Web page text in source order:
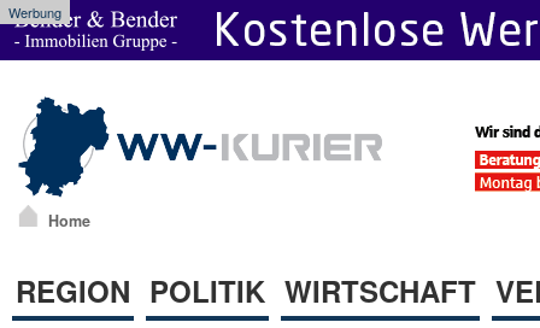
Werbung
Home
REGION POLITIK WIRTSCHAFT